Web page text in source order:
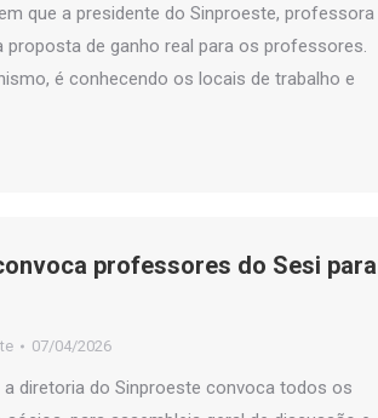
que a presidente do Sinproeste, professora
proposta de ganho real para os professores.
é conhecendo os locais de trabalho e
professores do Sesi para
07/04/2026
diretoria do Sinproeste convoca todos os